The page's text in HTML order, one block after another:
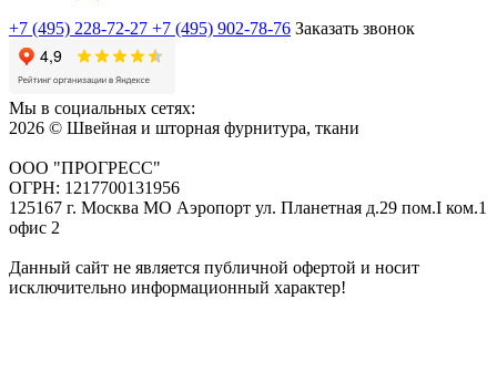
+7 (495) 228-72-27 +7 (495) 902-78-76 Заказать звонок
Мы в социальных сетях:
2026 © Швейная и шторная фурнитура, ткани
ООО "ПРОГРЕСС"
ОГРН: 1217700131956
125167 г. Москва МО Аэропорт ул. Планетная д.29 пом.I ком.1
офис 2
Данный сайт не является публичной офертой и носит
исключительно информационный характер!